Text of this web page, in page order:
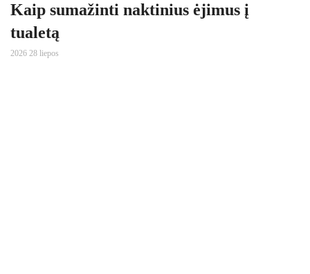
Kaip sumažinti naktinius ėjimus į
tualetą
2026 28 liepos